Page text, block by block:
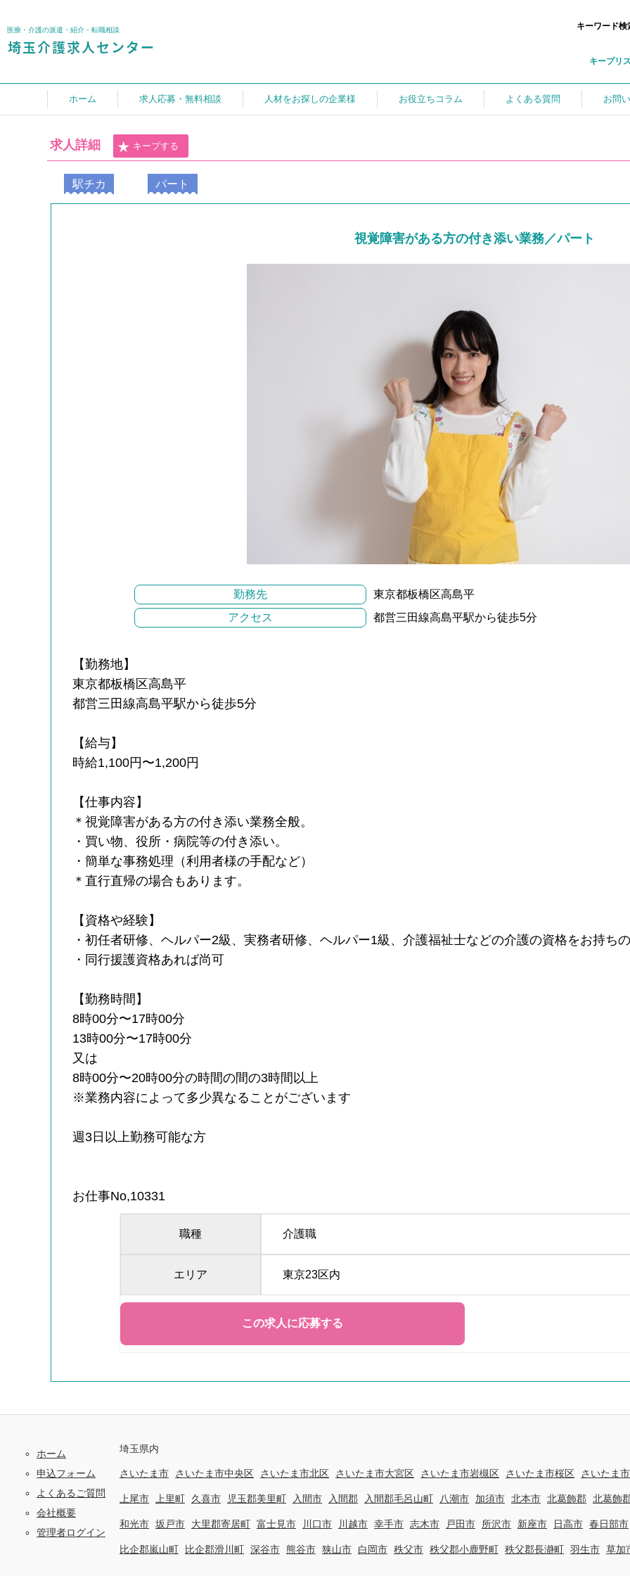
医療・介護の派遣・紹介・転職相談 キーワード検
キープリ
ホーム 求人応募・無料相談 人材をお探しの企業様 お役立ちコラム よくある質問 お問
求人詳細 キープする
駅チカ パート
視覚障害がある方の付き添い業務／パート
勤務先
東京都板橋区高島平
アクセス
都営三田線高島平駅から徒歩5分
【勤務地】
東京都板橋区高島平
都営三田線高島平駅から徒歩5分
【給与】
時給1,100円〜1,200円
【仕事内容】
＊視覚障害がある方の付き添い業務全般。
・買い物、役所・病院等の付き添い。
・簡単な事務処理（利用者様の手配など）
＊直行直帰の場合もあります。
【資格や経験】
・初任者研修、ヘルパー2級、実務者研修、ヘルパー1級、介護福祉士などの介護の資格をお持ち
・同行援護資格あれば尚可
【勤務時間】
8時00分〜17時00分
13時00分〜17時00分
又は
8時00分〜20時00分の時間の間の3時間以上
※業務内容によって多少異なることがございます
週3日以上勤務可能な方
お仕事No,10331
職種 介護職
エリア 東京23区内
ホーム
申込フォーム
よくあるご質問
会社概要
管理者ログイン
埼玉県内
さいたま市 さいたま市中央区 さいたま市北区 さいたま市大宮区 さいたま市岩槻区 さいたま市桜区 さいたま
上尾市 上里町 久喜市 児玉郡美里町 入間市 入間郡 入間郡毛呂山町 八潮市 加須市 北本市 北葛飾郡 北葛飾
和光市 坂戸市 大里郡寄居町 富士見市 川口市 川越市 幸手市 志木市 戸田市 所沢市 新座市 日高市 春日部市
比企郡嵐山町 比企郡滑川町 深谷市 熊谷市 狭山市 白岡市 秩父市 秩父郡小鹿野町 秩父郡長瀞町 羽生市 草加